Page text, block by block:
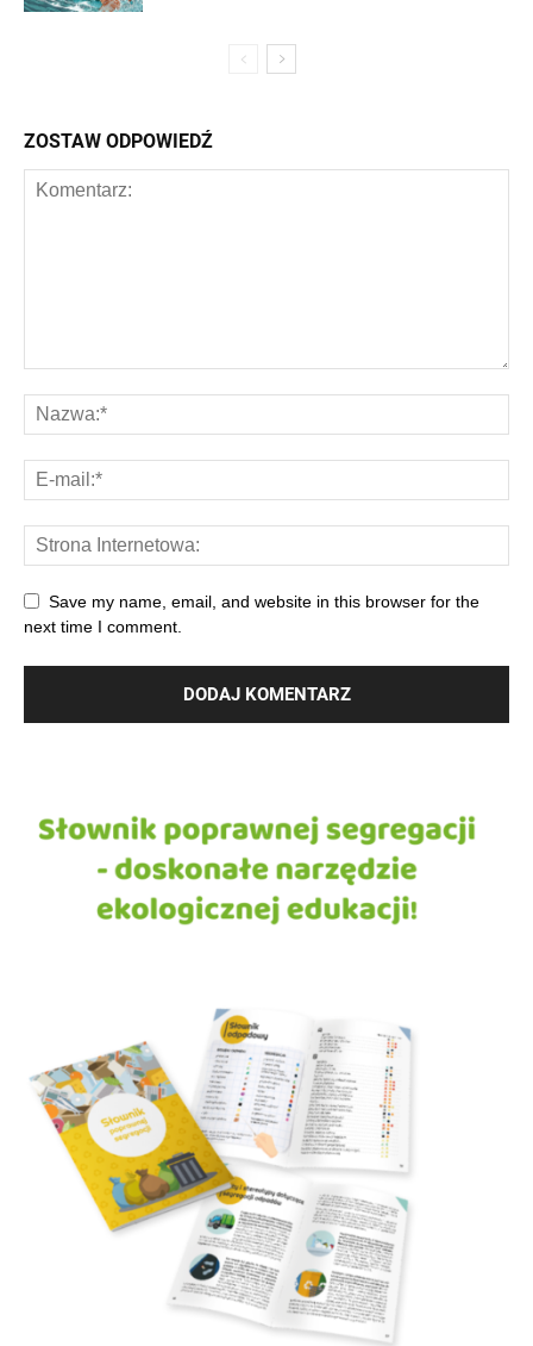
ZOSTAW ODPOWIEDŹ
Save my name, email, and website in this browser for the
next time I comment.